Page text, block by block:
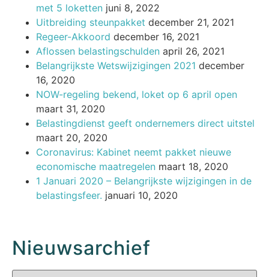
met 5 loketten juni 8, 2022
Uitbreiding steunpakket december 21, 2021
Regeer-Akkoord december 16, 2021
Aflossen belastingschulden april 26, 2021
Belangrijkste Wetswijzigingen 2021 december
16, 2020
NOW-regeling bekend, loket op 6 april open
maart 31, 2020
Belastingdienst geeft ondernemers direct uitstel
maart 20, 2020
Coronavirus: Kabinet neemt pakket nieuwe
economische maatregelen maart 18, 2020
1 Januari 2020 – Belangrijkste wijzigingen in de
belastingsfeer. januari 10, 2020
Nieuwsarchief